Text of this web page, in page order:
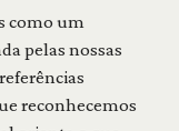
como um
pelas nossas
reconhecemos